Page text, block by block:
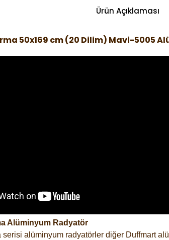
Ürün Açıklaması
50x169 cm (20 Dilim) Mavi-5005
Alüminyum Radyatör
serisi alüminyum radyatörler diğer Duffmart